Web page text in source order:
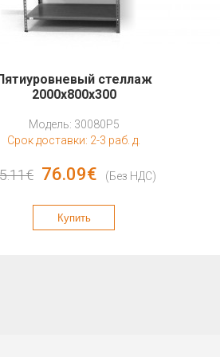
стеллаж
2000x800x300
Модель: 30080P5
Срок доставки: 2-3 раб. д.
76.09€ (Без НДС)
Купить